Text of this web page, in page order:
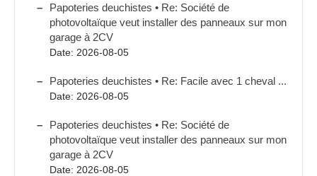
Papoteries deuchistes • Re: Société de
photovoltaïque veut installer des panneaux sur mon
garage à 2CV
Date: 2026-08-05
Papoteries deuchistes • Re: Facile avec 1 cheval ...
Date: 2026-08-05
Papoteries deuchistes • Re: Société de
photovoltaïque veut installer des panneaux sur mon
garage à 2CV
Date: 2026-08-05